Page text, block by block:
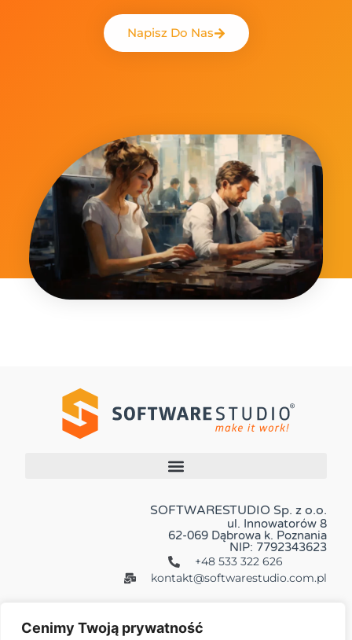
Cenimy Twoją prywatność
Napisz Do Nas
SOFTWARESTUDIO Sp. z o.o.
ul. Innowatorów 8
62-069 Dąbrowa k. Poznania
NIP: 7792343623
+48 533 322 626
kontakt@softwarestudio.com.pl